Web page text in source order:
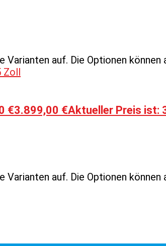
Varianten auf. Die Optionen
€3.899,00 €Aktueller Preis ist:
Varianten auf. Die Optionen